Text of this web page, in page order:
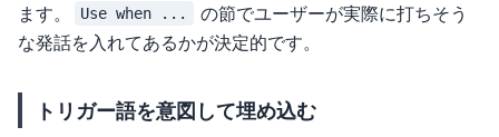
ます。
Use when ...
の節でユーザーが実際に打ちそう
な発話を入れてあるかが決定的です。
トリガー語を意図して埋め込む